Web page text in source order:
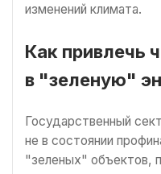
изменений климата.
Как привлечь
в "зеленую"
Государственный
не в состоянии
"зеленых" объектов,